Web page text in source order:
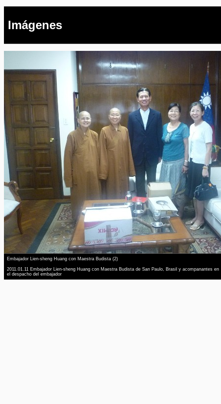
Imágenes
Embajador Lien-sheng Huang con Maestra Budista (2)
2011.01.11 Embajador Lien-sheng Huang con Maestra Budista de San Paulo, Brasil y acompanantes en
el despacho del embajador